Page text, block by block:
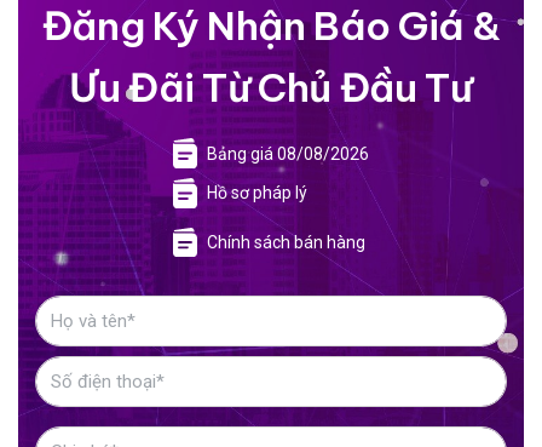
Đăng Ký Nhận Báo Giá &
Ưu Đãi Từ Chủ Đầu Tư
Bảng giá 08/08/2026
Hồ sơ pháp lý
Chính sách bán hàng